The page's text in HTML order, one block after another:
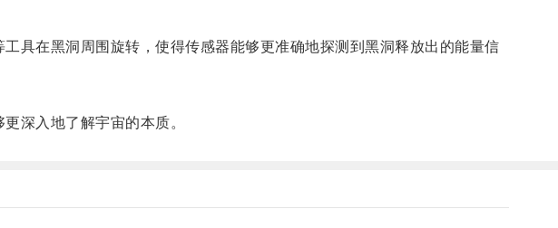
在黑洞周围旋转，使得传感器能够更准确地探测到黑洞释放出的能量信
深入地了解宇宙的本质。